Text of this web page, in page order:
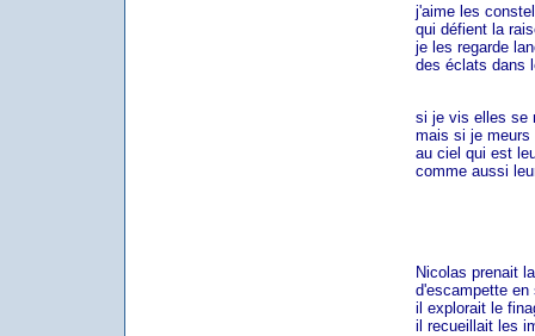
j'aime les
qui défient la
je les regarde
des éclats dans
si je vis elles se
mais si je meurs
au ciel qui est leur
comme aussi leur
Nicolas prenait la
d'escampette en
il explorait le
il recueillait les